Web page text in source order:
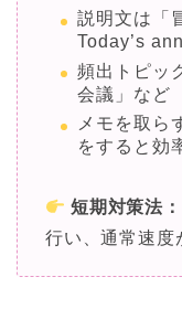
説明文は「
Today’s
頻出トピッ
会議」など
メモを取ら
をすると効
短期対策法：
行い、通常速度